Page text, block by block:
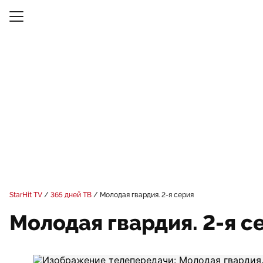
StarHit TV 365 дней ТВ Молодая гвардия. 2-я серия
Молодая гвардия. 2-я